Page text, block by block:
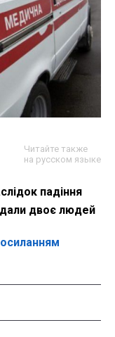
Читайте также
на русском языке
падіння
двоє людей